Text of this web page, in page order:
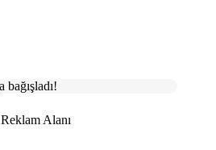
Reklam Alanı